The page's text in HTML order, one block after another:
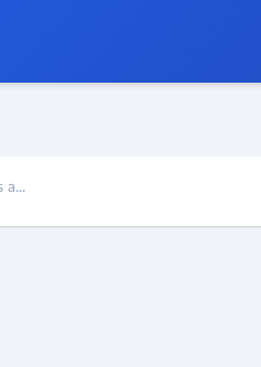
a...